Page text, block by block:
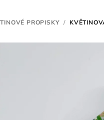
PROPISKY /